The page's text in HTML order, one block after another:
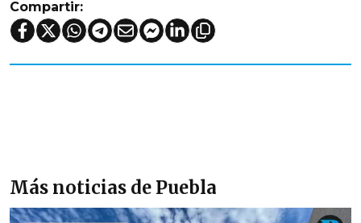
Compartir:
Más noticias de Puebla